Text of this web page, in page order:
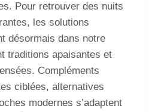
Pour retrouver des nuits
les solutions
désormais dans notre
traditions apaisantes et
Compléments
ciblées, alternatives
modernes s’adaptent